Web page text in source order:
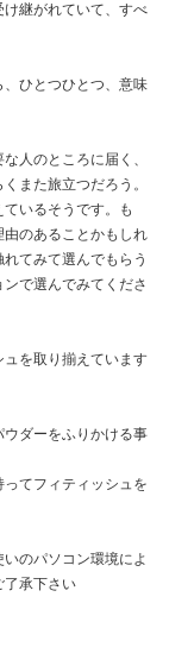
継がれていて、すべ
ひとつひとつ、意味
人のところに届く、
また旅立つだろう。
いるそうです。も
のあることかもしれ
てみて選んでもらう
で選んでみてくださ
を取り揃えています
ダーをふりかける事
てフィティッシュを
のパソコン環境によ
了承下さい